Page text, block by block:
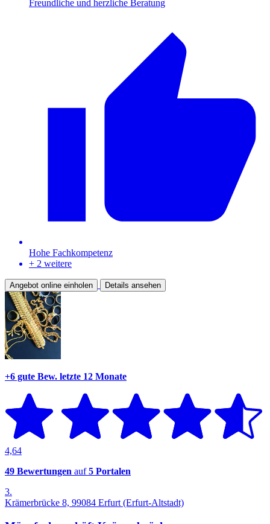
Freundliche und herzliche Beratung
Hohe Fachkompetenz
+ 2 weitere
Angebot online einholen Details ansehen
+6 gute Bew. letzte 12 Monate
4,64
49 Bewertungen auf5 Portalen
3.
Krämerbrücke 8, 99084 Erfurt (Erfurt-Altstadt)